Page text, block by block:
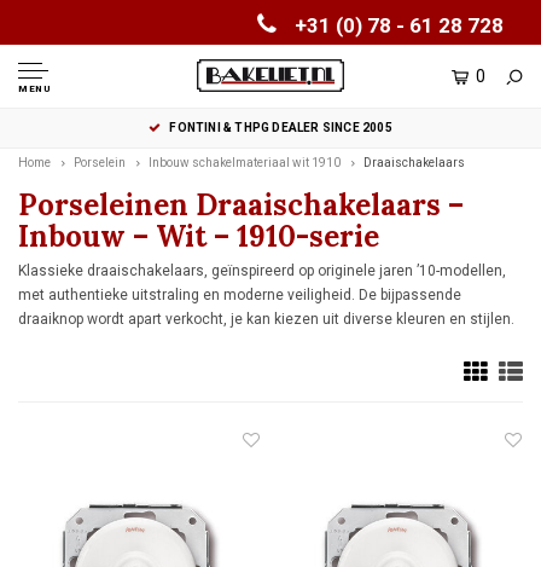
+31 (0) 78 - 61 28 728
MENU
0
FONTINI & THPG DEALER SINCE 2005
Home Porselein Inbouw schakelmateriaal wit 1910 Draaischakelaars
Porseleinen Draaischakelaars –
Inbouw – Wit – 1910-serie
Klassieke draaischakelaars, geïnspireerd op originele jaren ’10-modellen,
met authentieke uitstraling en moderne veiligheid. De bijpassende
draaiknop wordt apart verkocht, je kan kiezen uit diverse kleuren en stijlen.